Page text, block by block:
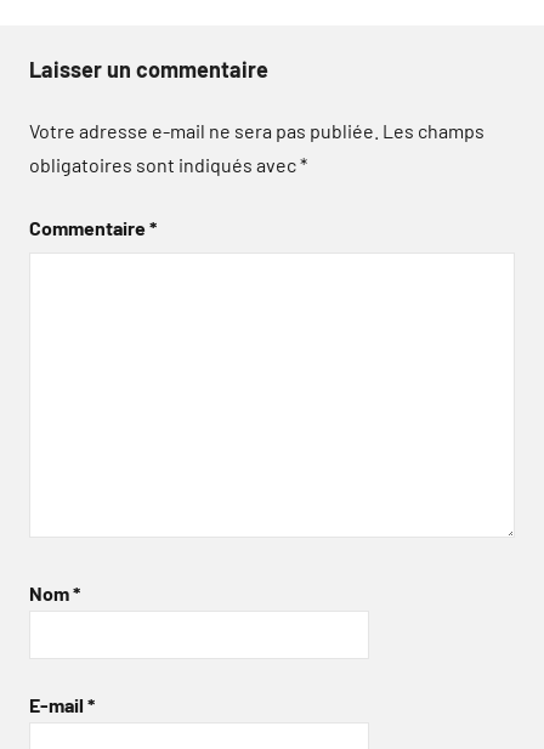
Laisser un commentaire
Votre adresse e-mail ne sera pas publiée. Les champs
obligatoires sont indiqués avec*
Commentaire*
Nom*
E-mail *